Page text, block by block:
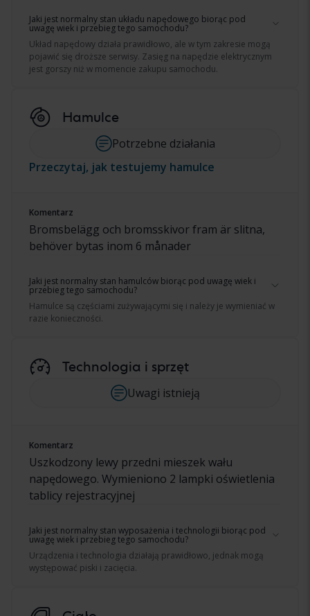
Jaki jest normalny stan układu napędowego biorąc pod
uwagę wiek i przebieg tego samochodu?
Układ napędowy działa prawidłowo, ale w tym zakresie mogą
pojawić się droższe serwisy. Zasięg na napędzie elektrycznym
jest gorszy niż w momencie zakupu samochodu.
Hamulce
Potrzebne działania
Przeczytaj, jak testujemy hamulce
Komentarz
Bromsbelägg och bromsskivor fram är slitna,
behöver bytas inom 6 månader
Jaki jest normalny stan hamulców biorąc pod uwagę wiek i
przebieg tego samochodu?
Hamulce są częściami zużywającymi się i należy je wymieniać w
razie konieczności.
Technologia i sprzęt
Uwagi istnieją
Komentarz
Uszkodzony lewy przedni mieszek wału
napędowego. Wymieniono 2 lampki oświetlenia
tablicy rejestracyjnej
Jaki jest normalny stan wyposażenia i technologii biorąc pod
uwagę wiek i przebieg tego samochodu?
Urządzenia i technologia działają prawidłowo, jednak mogą
występować piski i zacięcia.